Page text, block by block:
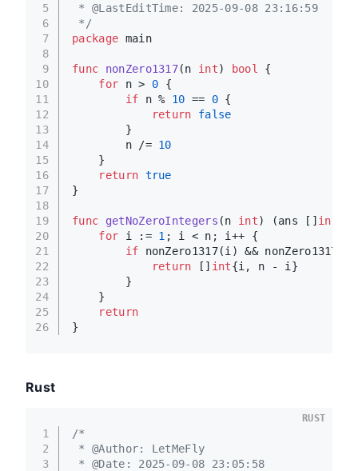
5
6
7
8
9
10
11
12
13
14
15
16
17
18
19
20
21
22
23
24
25
26
* @LastEditTime: 2025-09-08 23:16:59
*/
package main
func nonZero1317(n int) bool
{
for n > 0 {
if n % 10 == 0 {
return
false
        }
        n /=
10
    }
return true
}
func getNoZeroIntegers (n int) (ans [] int
for i := 1 ; i < n; i++ {
if nonZero1317(i) &&
return [] int{i, n - i}
        }
    }
return
}
Rust
1
2
3
/*
* @Author: LetMeFly
* @Date: 2025-09-08 23:05:58
RUST